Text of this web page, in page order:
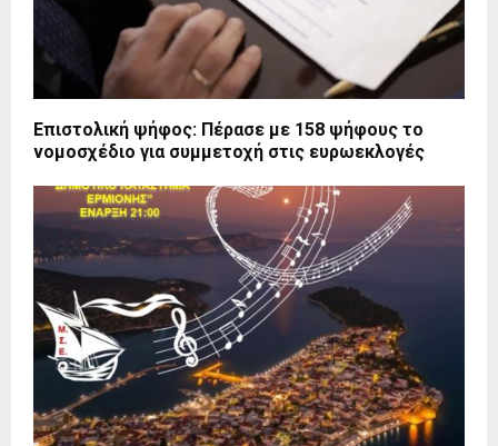
Επιστολική ψήφος: Πέρασε με 158 ψήφους το
νομοσχέδιο για συμμετοχή στις ευρωεκλογές